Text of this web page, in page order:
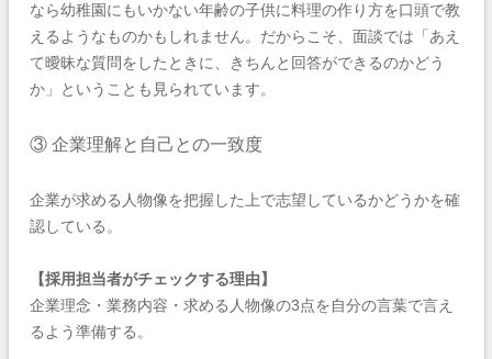
なら幼稚園にもいかない年齢の子供に料理の作り方を口頭で教
えるようなものかもしれません。だからこそ、面談では「あえ
て曖昧な質問をしたときに、きちんと回答ができるのかどう
か」ということも見られています。
③ 企業理解と自己との一致度
企業が求める人物像を把握した上で志望しているかどうかを確
認している。
【採用担当者がチェックする理由】
企業理念・業務内容・求める人物像の3点を自分の言葉で言え
るよう準備する。